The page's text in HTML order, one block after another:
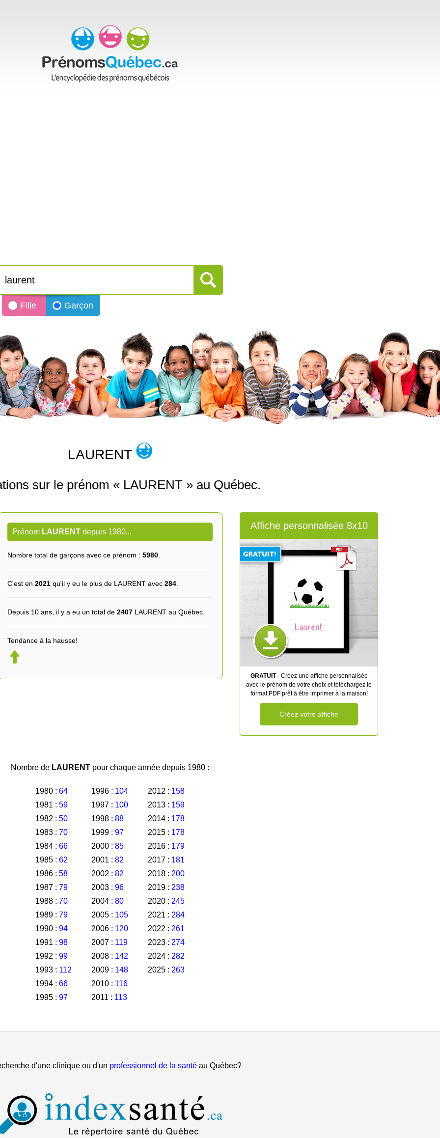
Fille Garçon
LAURENT
sur le prénom « LAURENT » au Québec.
Prénom LAURENT depuis 1980...
Nombre total de garçons avec ce prénom : 5980
C'est en 2021 qu'il y eu le plus de LAURENT avec 284
Depuis 10 ans, il y a eu un total de 2407 LAURENT au Québec.
Tendance à la hausse!
Affiche personnalisée 8x10
Laurent
GRATUIT- Créez une affiche personnalisée
avec le prénom de votre choix et téléchargez le
format PDF prêt à être imprimer à la maison!
Créez votre affiche
Nombre de LAURENT pour chaque année depuis 1980 :
1980 : 64
1981 : 59
1982 : 50
1983 : 70
1984 : 66
1985 : 62
1986 : 58
1987 : 79
1988 : 70
1989 : 79
1990 : 94
1991 : 98
1992 : 99
1993 : 112
1994 : 66
1995 : 97
1996 : 104
1997 : 100
1998 : 88
1999 : 97
2000 : 85
2001 : 82
2002 : 82
2003 : 96
2004 : 80
2005 : 105
2006 : 120
2007 : 119
2008 : 142
2009 : 148
2010 : 116
2011 : 113
2012 : 158
2013 : 159
2014 : 178
2015 : 178
2016 : 179
2017 : 181
2018 : 200
2019 : 238
2020 : 245
2021 : 284
2022 : 261
2023 : 274
2024 : 282
2025 : 263
d'une clinique ou d'un professionnel de la santéau Québec?